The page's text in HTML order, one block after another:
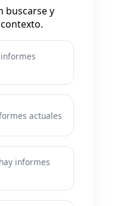
buscarse y
actuales
informes